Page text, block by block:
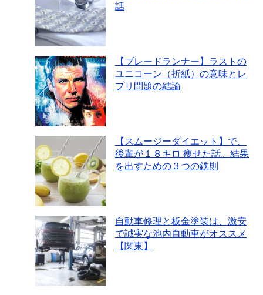
話
【ブレードランナー】ラストの
ユニコーン（折紙）の意味とレ
プリ問題の結論
【スムージーダイエット】で、
後輩が１８キロ 痩せた話。結果
を出すための３つの鉄則
自動車修理と板金塗装は、激安
で誠実な池内自動車がオススメ
【関東】